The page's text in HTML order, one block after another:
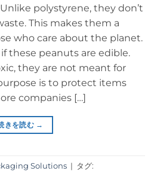
polystyrene, they don’t
This makes them a
who care about the planet.
these peanuts are edible.
they are not meant for
is to protect items
companies […]
きを読む →
Solutions | タグ: